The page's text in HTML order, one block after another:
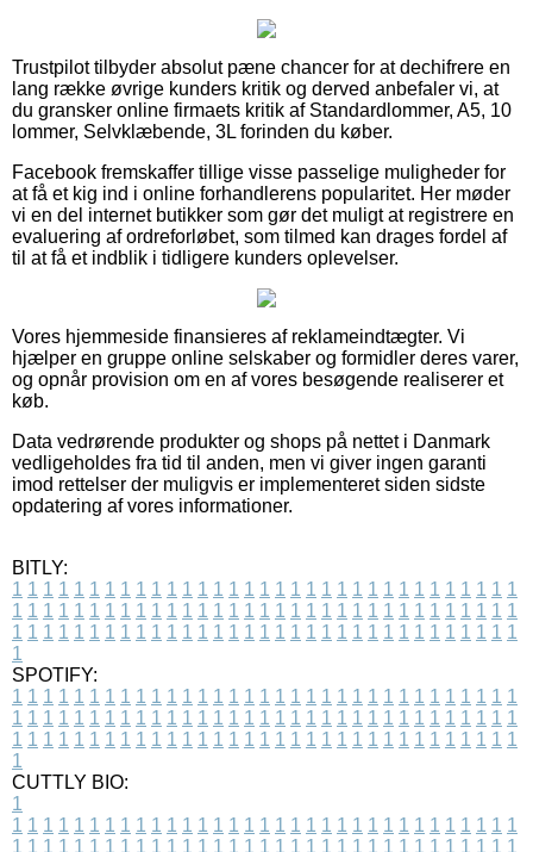
Trustpilot tilbyder absolut pæne chancer for at dechifrere en
lang række øvrige kunders kritik og derved anbefaler vi, at
du gransker online firmaets kritik af Standardlommer, A5, 10
lommer, Selvklæbende, 3L forinden du køber.
Facebook fremskaffer tillige visse passelige muligheder for
at få et kig ind i online forhandlerens popularitet. Her møder
vi en del internet butikker som gør det muligt at registrere en
evaluering af ordreforløbet, som tilmed kan drages fordel af
til at få et indblik i tidligere kunders oplevelser.
Vores hjemmeside finansieres af reklameindtægter. Vi
hjælper en gruppe online selskaber og formidler deres varer,
og opnår provision om en af vores besøgende realiserer et
køb.
Data vedrørende produkter og shops på nettet i Danmark
vedligeholdes fra tid til anden, men vi giver ingen garanti
imod rettelser der muligvis er implementeret siden sidste
opdatering af vores informationer.
BITLY:
1 1 1 1 1 1 1 1 1 1 1 1 1 1 1 1 1 1 1 1 1 1 1 1 1 1 1 1 1 1 1 1 1
1 1 1 1 1 1 1 1 1 1 1 1 1 1 1 1 1 1 1 1 1 1 1 1 1 1 1 1 1 1 1 1 1
1 1 1 1 1 1 1 1 1 1 1 1 1 1 1 1 1 1 1 1 1 1 1 1 1 1 1 1 1 1 1 1 1
1
SPOTIFY:
1 1 1 1 1 1 1 1 1 1 1 1 1 1 1 1 1 1 1 1 1 1 1 1 1 1 1 1 1 1 1 1 1
1 1 1 1 1 1 1 1 1 1 1 1 1 1 1 1 1 1 1 1 1 1 1 1 1 1 1 1 1 1 1 1 1
1 1 1 1 1 1 1 1 1 1 1 1 1 1 1 1 1 1 1 1 1 1 1 1 1 1 1 1 1 1 1 1 1
1
CUTTLY BIO:
1
1 1 1 1 1 1 1 1 1 1 1 1 1 1 1 1 1 1 1 1 1 1 1 1 1 1 1 1 1 1 1 1 1
1 1 1 1 1 1 1 1 1 1 1 1 1 1 1 1 1 1 1 1 1 1 1 1 1 1 1 1 1 1 1 1 1